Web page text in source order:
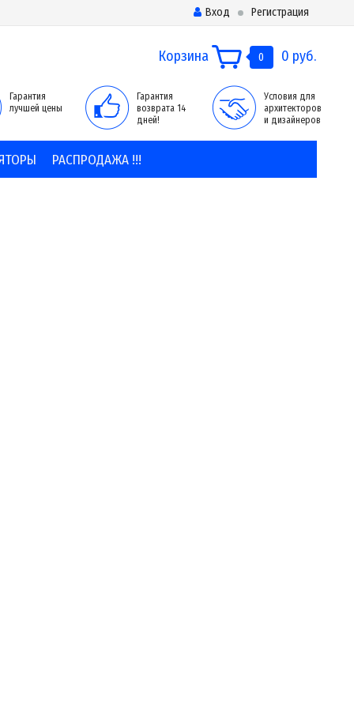
Вход Регистрация
Корзина 0 0 руб.
Гарантия
лучшей цены
Гарантия
возврата 14
дней!
Условия для
архитекторов
и дизайнеров
РАСПРОДАЖА !!!